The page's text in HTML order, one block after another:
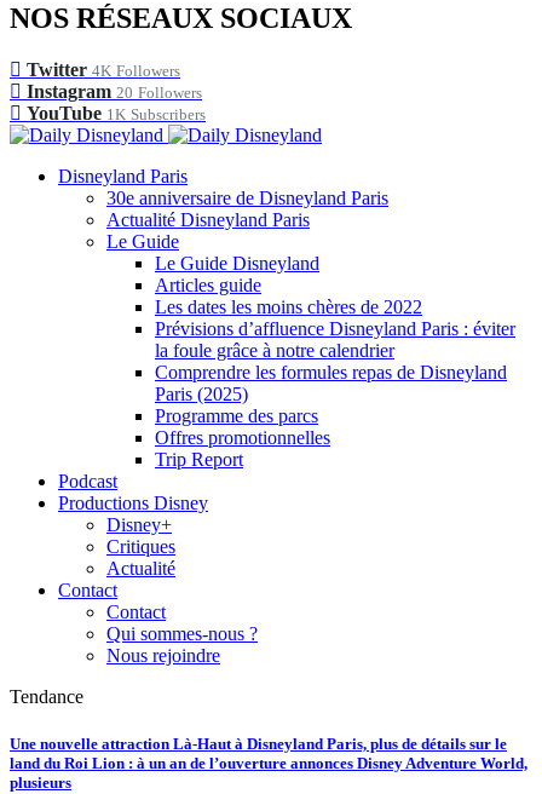
NOS RÉSEAUX SOCIAUX
Twitter 4K Followers
Instagram 20 Followers
YouTube 1K Subscribers
Disneyland Paris
30e anniversaire de Disneyland Paris
Actualité Disneyland Paris
Le Guide
Le Guide Disneyland
Articles guide
Les dates les moins chères de 2022
Prévisions d’affluence Disneyland Paris : éviter
la foule grâce à notre calendrier
Comprendre les formules repas de Disneyland
Paris (2025)
Programme des parcs
Offres promotionnelles
Trip Report
Podcast
Productions Disney
Disney+
Critiques
Actualité
Contact
Contact
Qui sommes-nous ?
Nous rejoindre
Tendance
Une nouvelle attraction Là-Haut à Disneyland Paris, plus de détails sur le
land du Roi Lion : à un an de l’ouverture annonces Disney Adventure World,
plusieurs